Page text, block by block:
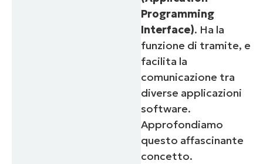
Programming
Interface). Ha la
funzione di tramite, e
facilita la
comunicazione tra
diverse applicazioni
software.
Approfondiamo
questo affascinante
concetto.